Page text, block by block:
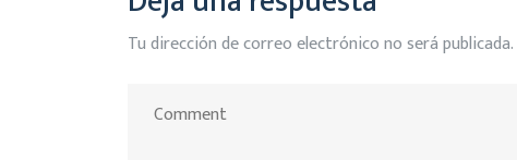
Tu dirección de correo electrónico no será publicada.